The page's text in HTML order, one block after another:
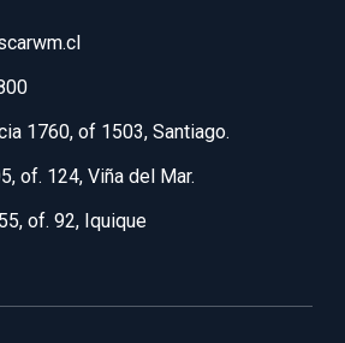
1760, of 1503, Santiago.
of. 124, Viña del Mar.
of. 92, Iquique